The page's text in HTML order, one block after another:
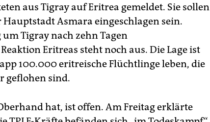
aus Tigray auf Eritrea gemeldet. Sie sollen
Hauptstadt Asmara eingeschlagen sein.
Tigray nach zehn Tagen
Eritreas steht noch aus. Die Lage ist
100.000 eritreische Flüchtlinge leben, die
geflohen sind.
hat, ist offen. Am Freitag erklärte